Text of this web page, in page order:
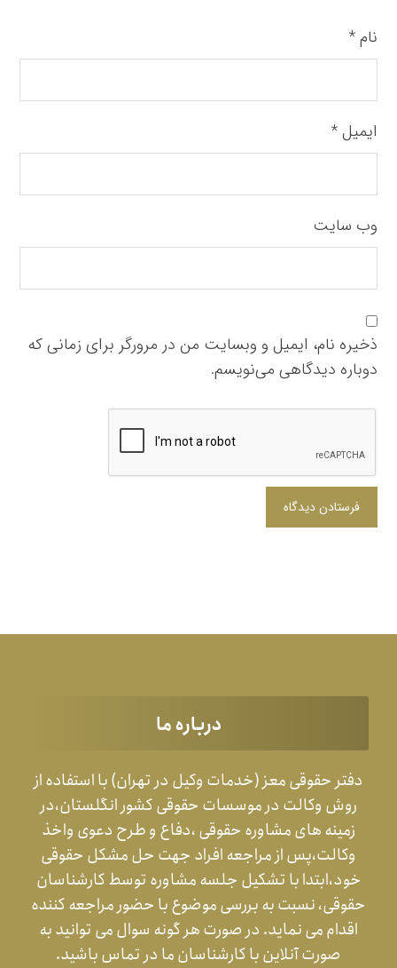
نام*
ایمیل*
وب‌ سایت
ذخیره نام، ایمیل و وبسایت من در مرورگر برای زمانی که
دوباره دیدگاهی می‌نویسم.
فرستادن دیدگاه
درباره ما
دفتر حقوقی معز (خدمات وکیل در تهران) با استفاده از
روش وکالت در موسسات حقوقی کشور انگلستان،در
زمینه های مشاوره حقوقی ،دفاع و طرح دعوی واخذ
وکالت،پس از مراجعه افراد جهت حل مشکل حقوقی
خود،ابتدا با تشکیل جلسه مشاوره توسط کارشناسان
حقوقی، نسبت به بررسی موضوع با حضور مراجعه کننده
اقدام می نماید. در صورت هر گونه سوال می توانید به
صورت آنلاین با کارشناسان ما در تماس باشید.